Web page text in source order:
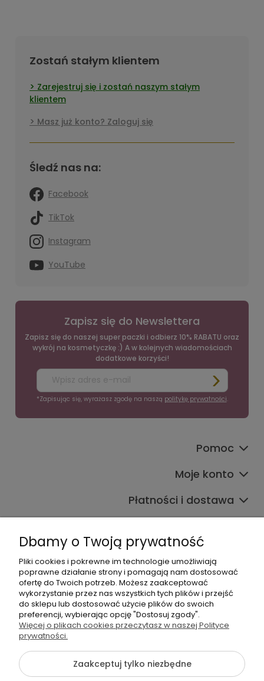
Zostań stałym klientem
Zarejestruj się i zostań naszym stałym
klientem
Masz już konto? Zaloguj się
Śledź nas na:
Facebook
TikTok
Instagram
YouTube
Zapisz się do Newslettera
Zapisz się do naszej super paczki i odbierz 10% RABATU oraz
wykrój na kosmetyczkę :) A w kolejnych wiadomościach
dodatkowe korzyści!
*Zapisując się, wyrażasz zgodę na naszą politykę prywatności.
Pomoc
Moje konto
Płatności i dostawa
+48 605 141 363
Dbamy o Twoją prywatność
Pliki cookies i pokrewne im technologie umożliwiają
poprawne działanie strony i pomagają nam dostosować
ofertę do Twoich potrzeb. Możesz zaakceptować
wykorzystanie przez nas wszystkich tych plików i przejść
do sklepu lub dostosować użycie plików do swoich
preferencji, wybierając opcję "Dostosuj zgody".
Więcej o plikach cookies przeczytasz w naszej Polityce
prywatności.
Zaakceptuj tylko niezbędne